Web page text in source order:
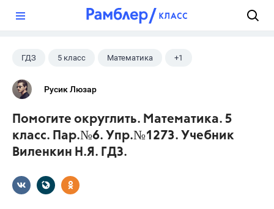
ГДЗ 5 класс Математика +1
Виленкин Н.Я.
Русик Люзар
Помогите округлить. Математика. 5
класс. Пар.№6. Упр.№1273. Учебник
Виленкин Н.Я. ГДЗ.